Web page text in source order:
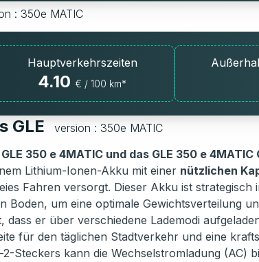
: 350e MATIC
Hauptverkehrszeiten
4.10 € / 100 km*
GLE
version : 350e MATIC
350 e 4MATIC und das GLE 350 e
Lithium-Ionen-Akku mit einer nützlichen
Fahren versorgt. Dieser Akku ist strategisch
Boden, um eine optimale Gewichtsverteilung
dass er über verschiedene Lademodi
für den täglichen Stadtverkehr und eine
Steckers kann die Wechselstromladung (AC)